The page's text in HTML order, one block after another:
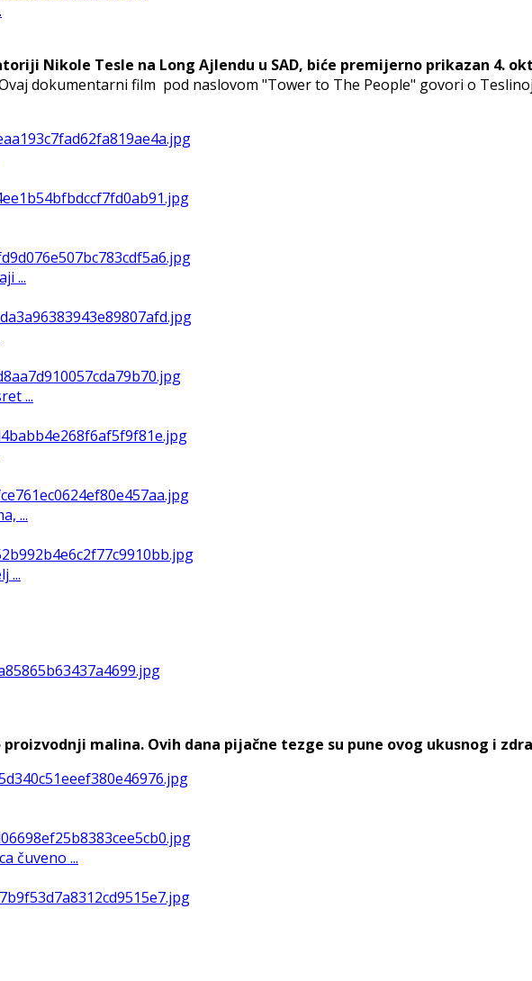
Nikole Tesle na Long Ajlendu u SAD, biće premijerno prikazan 4.
dokumentarni film pod naslovom "Tower to The People" govori o
...
...
...
...
malina. Ovih dana pijačne tezge su pune ovog ukusnog i
čuveno ...